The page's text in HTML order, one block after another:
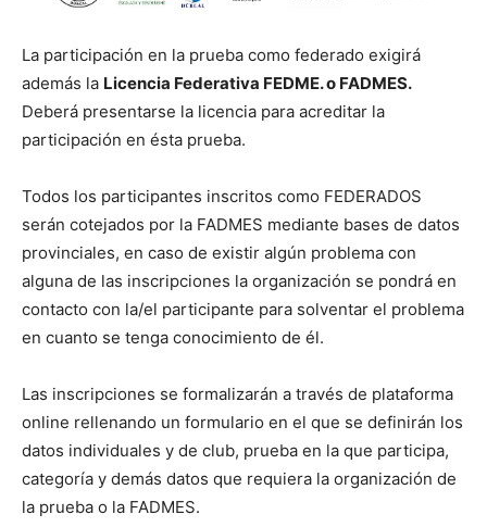
La participación en la prueba como federado exigirá
además la Licencia Federativa FEDME. o FADMES.
Deberá presentarse la licencia para acreditar la
participación en ésta prueba.
Todos los participantes inscritos como FEDERADOS
serán cotejados por la FADMES mediante bases de datos
provinciales, en caso de existir algún problema con
alguna de las inscripciones la organización se pondrá en
contacto con la/el participante para solventar el problema
en cuanto se tenga conocimiento de él.
Las inscripciones se formalizarán a través de plataforma
online rellenando un formulario en el que se definirán los
datos individuales y de club, prueba en la que participa,
categoría y demás datos que requiera la organización de
la prueba o la FADMES.